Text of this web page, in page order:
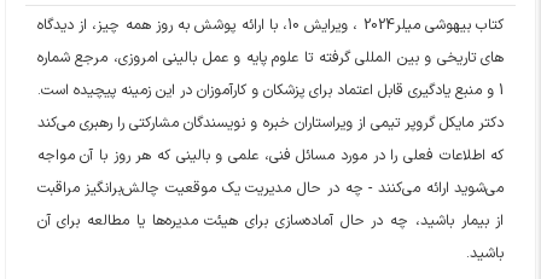
کتاب بیهوشی میلر2024 ، ویرایش 10، با ارائه پوشش به روز همه چیز، از دیدگاه
های تاریخی و بین المللی گرفته تا علوم پایه و عمل بالینی امروزی، مرجع شماره
1 و منبع یادگیری قابل اعتماد برای پزشکان و کارآموزان در این زمینه پیچیده است.
دکتر مایکل گروپر تیمی از ویراستاران خبره و نویسندگان مشارکتی را رهبری می‌کند
که اطلاعات فعلی را در مورد مسائل فنی، علمی و بالینی که هر روز با آن مواجه
می‌شوید ارائه می‌کنند - چه در حال مدیریت یک موقعیت چالش‌برانگیز مراقبت
از بیمار باشید، چه در حال آماده‌سازی برای هیئت مدیره‌ها یا مطالعه برای آن
باشید.